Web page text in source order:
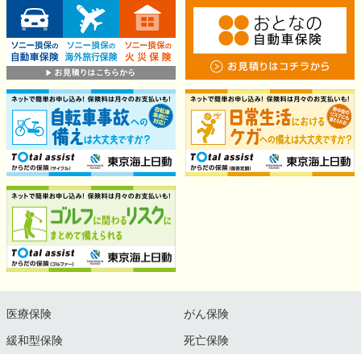
医療保険 がん保険
緩和型保険 死亡保険